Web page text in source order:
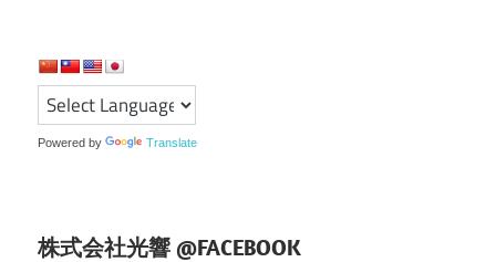
シ
ョ
Powered by Translate
株式会社光響 @FACEBOOK